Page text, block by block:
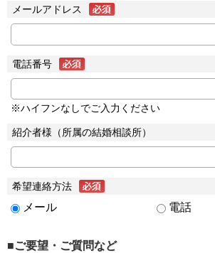
メールアドレス
電話番号
※ハイフンなしでご入力ください
紹介者様（所属の結婚相談所）
希望連絡方法
メール 電話
■ご要望・ご質問など